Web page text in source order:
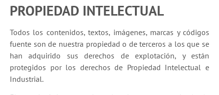
PROPIEDAD INTELECTUAL
Todos los contenidos, textos, imágenes, marcas y códigos
fuente son de nuestra propiedad o de terceros a los que se
han adquirido sus derechos de explotación, y están
protegidos por los derechos de Propiedad Intelectual e
Industrial.